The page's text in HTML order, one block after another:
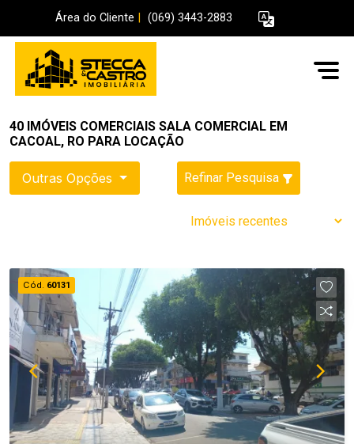
Área do Cliente (069) 3443-2883
40 IMÓVEIS COMERCIAIS SALA COMERCIAL EM
CACOAL, RO PARA LOCAÇÃO
Outras Opções Refinar Pesquisa
Cód. 60131